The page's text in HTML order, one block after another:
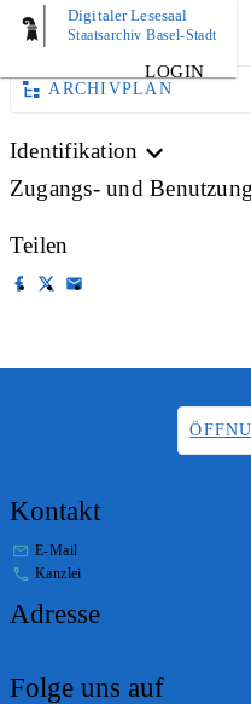
Digitaler Lesesaal
Staatsarchiv Basel-Stadt
LOGIN
AKTE
ARCHIVPLAN
Identifikation
Zugangs- und
Teilen
Kontakt
E-Mail
Kanzlei
Adresse
Folge uns auf